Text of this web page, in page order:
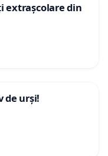
extrașcolare din
de urși!